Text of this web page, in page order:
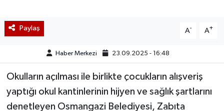
Paylaş A- A+
Haber Merkezi 23.09.2025 - 16:48
Okulların açılması ile birlikte çocukların alışveriş
yaptığı okul kantinlerinin hijyen ve sağlık şartlarını
denetleyen Osmangazi Belediyesi, Zabıta